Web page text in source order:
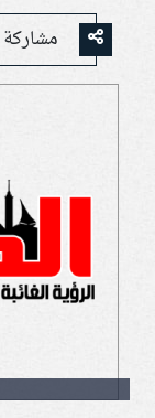
مشاركة